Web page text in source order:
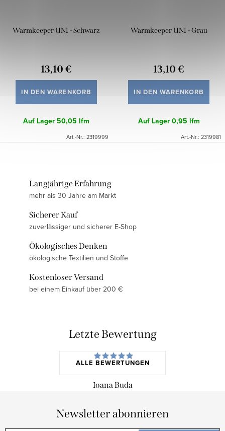
Warmkeeper UNI - Schwarz
13,10 €
IN DEN WARENKORB
Auf Lager 50,05 lfm
Art.-Nr.: 2319999
Warmkeeper UNI - Grau
13,10 €
IN DEN WARENKORB
Auf Lager 0,95 lfm
Art.-Nr.: 2319981
Langjährige Erfahrung
mehr als 30 Jahre am Markt
Sicherer Kauf
zuverlässiger und sicherer E-Shop
Ökologisches Denken
ökologische Textilien und Stoffe
Kostenloser Versand
bei einem Einkauf über 200 €
Letzte Bewertung
ALLE BEWERTUNGEN
Ioana Buda
Newsletter abonnieren